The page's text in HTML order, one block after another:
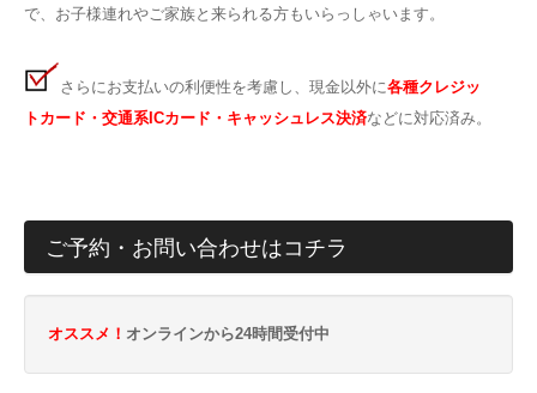
で、お子様連れやご家族と来られる方もいらっしゃいます。
さらにお支払いの利便性を考慮し、現金以外に各種クレジッ
トカード・交通系ICカード・キャッシュレス決済などに対応済み。
ご予約・お問い合わせはコチラ
オススメ！ オンラインから24時間受付中